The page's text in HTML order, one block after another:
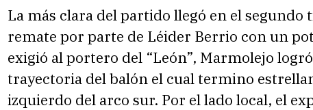
La más clara del partido llegó en el segundo
remate por parte de Léider Berrio con un
exigió al portero del “León”, Marmolejo
trayectoria del balón el cual termino
izquierdo del arco sur. Por el lado local, el